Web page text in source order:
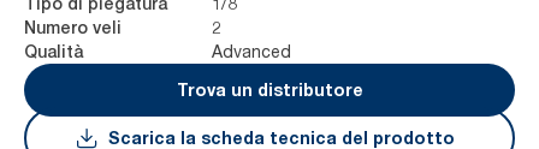
Numero veli 2
Qualità
Advanced
Trova un distributore
Scarica la scheda tecnica del prodotto